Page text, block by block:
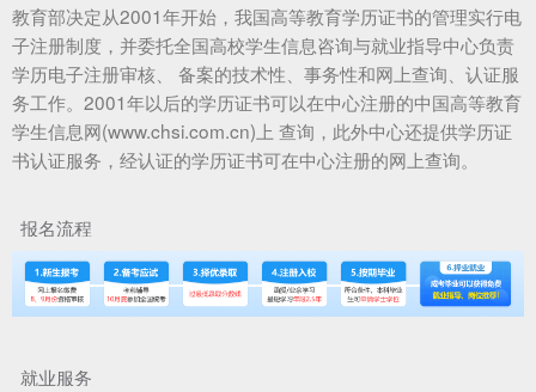
教育部决定从2001年开始，我国高等教育学历证书的管理实行电
子注册制度，并委托全国高校学生信息咨询与就业指导中心负责
学历电子注册审核、 备案的技术性、事务性和网上查询、认证服
务工作。2001年以后的学历证书可以在中心注册的中国高等教育
学生信息网(www.chsi.com.cn)上 查询，此外中心还提供学历证
书认证服务，经认证的学历证书可在中心注册的网上查询。
报名流程
就业服务